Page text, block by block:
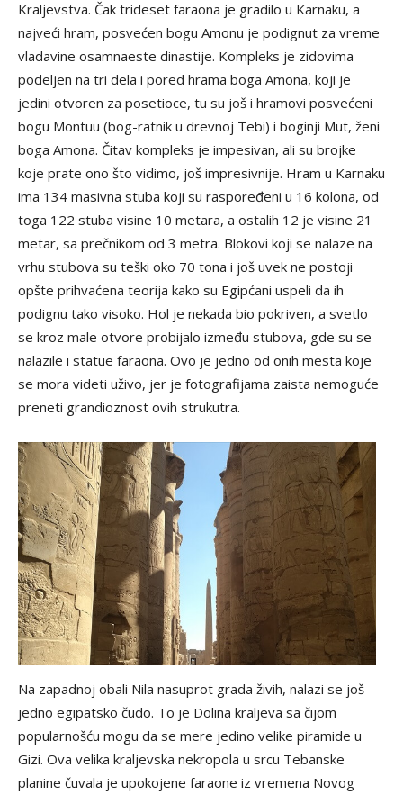
Kraljevstva. Čak trideset faraona je gradilo u Karnaku, a
najveći hram, posvećen bogu Amonu je podignut za vreme
vladavine osamnaeste dinastije. Kompleks je zidovima
podeljen na tri dela i pored hrama boga Amona, koji je
jedini otvoren za posetioce, tu su još i hramovi posvećeni
bogu Montuu (bog-ratnik u drevnoj Tebi) i boginji Mut, ženi
boga Amona. Čitav kompleks je impesivan, ali su brojke
koje prate ono što vidimo, još impresivnije. Hram u Karnaku
ima 134 masivna stuba koji su raspoređeni u 16 kolona, od
toga 122 stuba visine 10 metara, a ostalih 12 je visine 21
metar, sa prečnikom od 3 metra. Blokovi koji se nalaze na
vrhu stubova su teški oko 70 tona i još uvek ne postoji
opšte prihvaćena teorija kako su Egipćani uspeli da ih
podignu tako visoko. Hol je nekada bio pokriven, a svetlo
se kroz male otvore probijalo između stubova, gde su se
nalazile i statue faraona. Ovo je jedno od onih mesta koje
se mora videti uživo, jer je fotografijama zaista nemoguće
preneti grandioznost ovih strukutra.
Na zapadnoj obali Nila nasuprot grada živih, nalazi se još
jedno egipatsko čudo. To je Dolina kraljeva sa čijom
popularnošću mogu da se mere jedino velike piramide u
Gizi. Ova velika kraljevska nekropola u srcu Tebanske
planine čuvala je upokojene faraone iz vremena Novog